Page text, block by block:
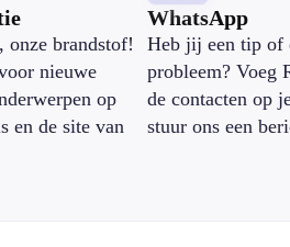
onze brandstof!
nieuwe
op
en de site van
WhatsApp
Heb jij een tip of
probleem? Voeg
de contacten op
stuur ons een